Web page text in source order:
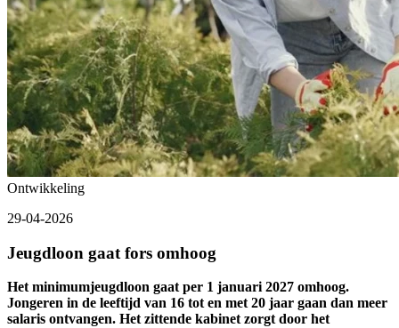
Ontwikkeling
29-04-2026
Jeugdloon gaat fors omhoog
Het minimumjeugdloon gaat per 1 januari 2027 omhoog.
Jongeren in de leeftijd van 16 tot en met 20 jaar gaan dan meer
salaris ontvangen. Het zittende kabinet zorgt door het